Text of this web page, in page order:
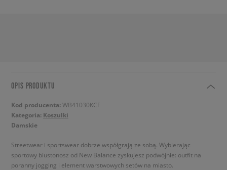
OPIS PRODUKTU
Kod producenta:WB41030KCF
Kategoria: Koszulki
Damskie
Streetwear i sportswear dobrze współgrają ze sobą. Wybierając
sportowy biustonosz od New Balance zyskujesz podwójnie: outfit na
poranny jogging i element warstwowych setów na miasto.